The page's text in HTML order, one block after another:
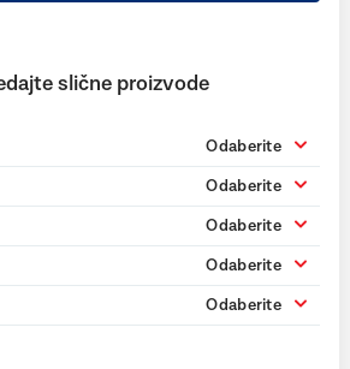
slične proizvode
Odaberite
Odaberite
Odaberite
Odaberite
Odaberite